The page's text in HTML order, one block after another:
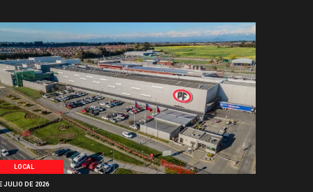
LOCAL
JULIO DE 2026